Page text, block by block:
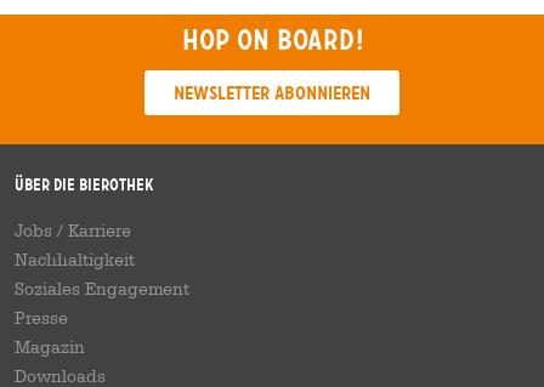
Hop on board!
Newsletter abonnieren
Über die Bierothek
Jobs / Karriere
Nachhaltigkeit
Soziales Engagement
Presse
Magazin
Downloads